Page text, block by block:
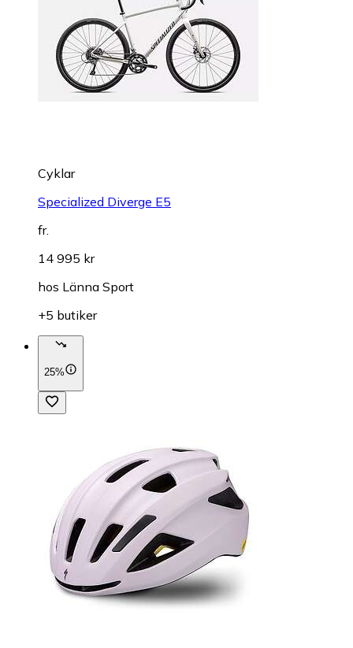
Cyklar
Specialized Diverge E5
fr.
14 995 kr
hos Länna Sport
+5 butiker
25%